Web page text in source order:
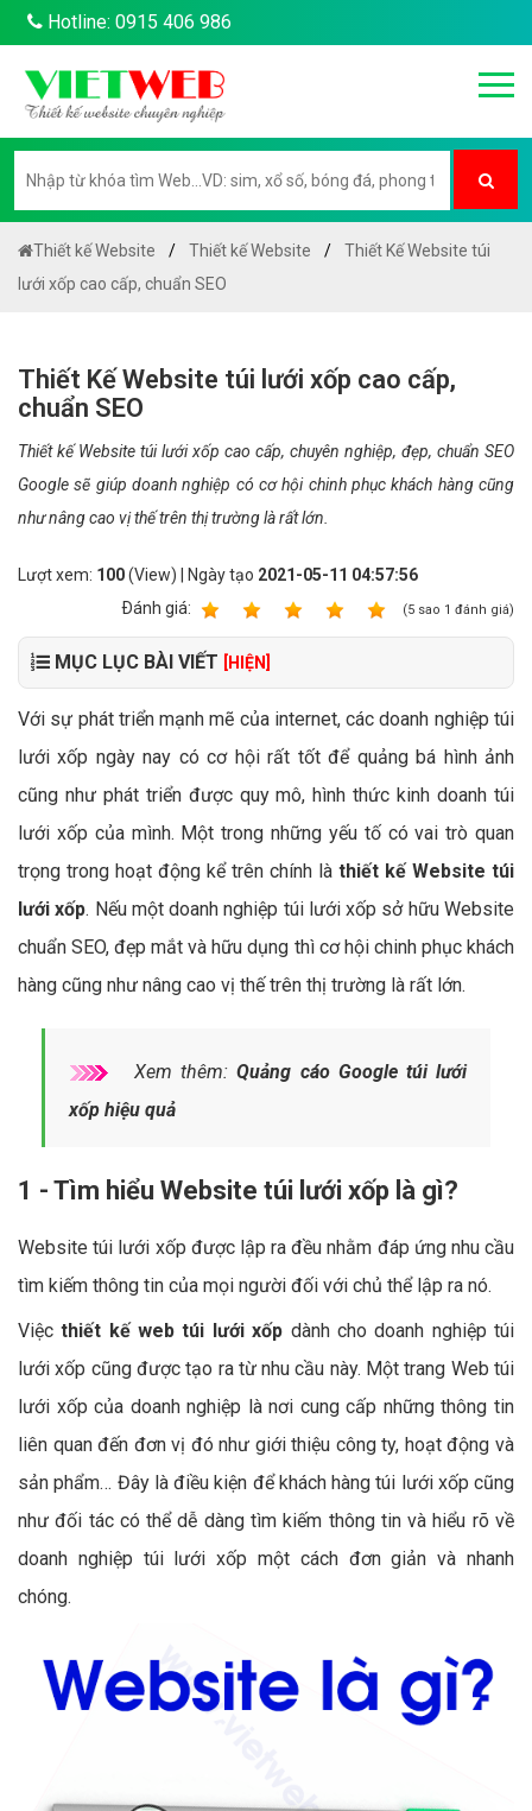
Hotline: 0915 406 986
Thiết kế Website Thiết kế Website
Thiết Kế Website túi
lưới xốp cao cấp, chuẩn SEO
Thiết Kế Website túi lưới xốp cao cấp,
chuẩn SEO
Thiết kế Website túi lưới xốp cao cấp, chuyên nghiệp, đẹp, chuẩn SEO
Google sẽ giúp doanh nghiệp có cơ hội chinh phục khách hàng cũng
như nâng cao vị thế trên thị trường là rất lớn.
Lượt xem: 100(View) | Ngày tạo 2021-05-11 04:57:56
Ðánh giá:
(5 sao 1 đánh giá)
MỤC LỤC BÀI VIẾT [HIỆN]
Với sự phát triển mạnh mẽ của internet, các doanh nghiệp túi
lưới xốp ngày nay có cơ hội rất tốt để quảng bá hình ảnh
cũng như phát triển được quy mô, hình thức kinh doanh túi
lưới xốp của mình. Một trong những yếu tố có vai trò quan
trọng trong hoạt động kể trên chính là thiết kế Website túi
lưới xốp. Nếu một doanh nghiệp túi lưới xốp sở hữu Website
chuẩn SEO, đẹp mắt và hữu dụng thì cơ hội chinh phục khách
hàng cũng như nâng cao vị thế trên thị trường là rất lớn.
Xem thêm:Quảng cáo Google túi lưới
xốp hiệu quả
1 - Tìm hiểu Website túi lưới xốp là gì?
Website túi lưới xốp được lập ra đều nhằm đáp ứng nhu cầu
tìm kiếm thông tin của mọi người đối với chủ thể lập ra nó.
Việcthiết kế web túi lưới xốp dành cho doanh nghiệp túi
lưới xốp cũng được tạo ra từ nhu cầu này. Một trang Web túi
lưới xốp của doanh nghiệp là nơi cung cấp những thông tin
liên quan đến đơn vị đó như giới thiệu công ty, hoạt động và
sản phẩm… Đây là điều kiện để khách hàng túi lưới xốp cũng
như đối tác có thể dễ dàng tìm kiếm thông tin và hiểu rõ về
doanh nghiệp túi lưới xốp một cách đơn giản và nhanh
chóng.